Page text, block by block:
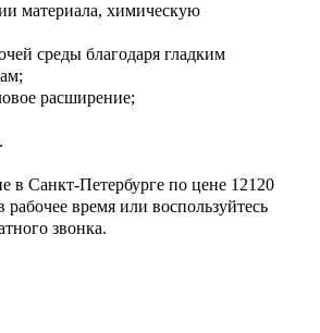
материала, химическую
среды благодаря гладким
расширение;
в Санкт-Петербурге по цене 12120
время или воспользуйтесь
звонка.